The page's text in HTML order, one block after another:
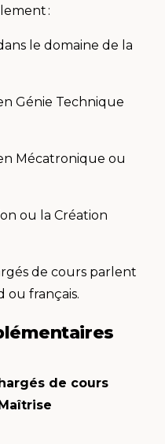
:
le domaine de la
Génie Technique
Mécatronique ou
ou la Création
de cours parlent
ou français.
de cours